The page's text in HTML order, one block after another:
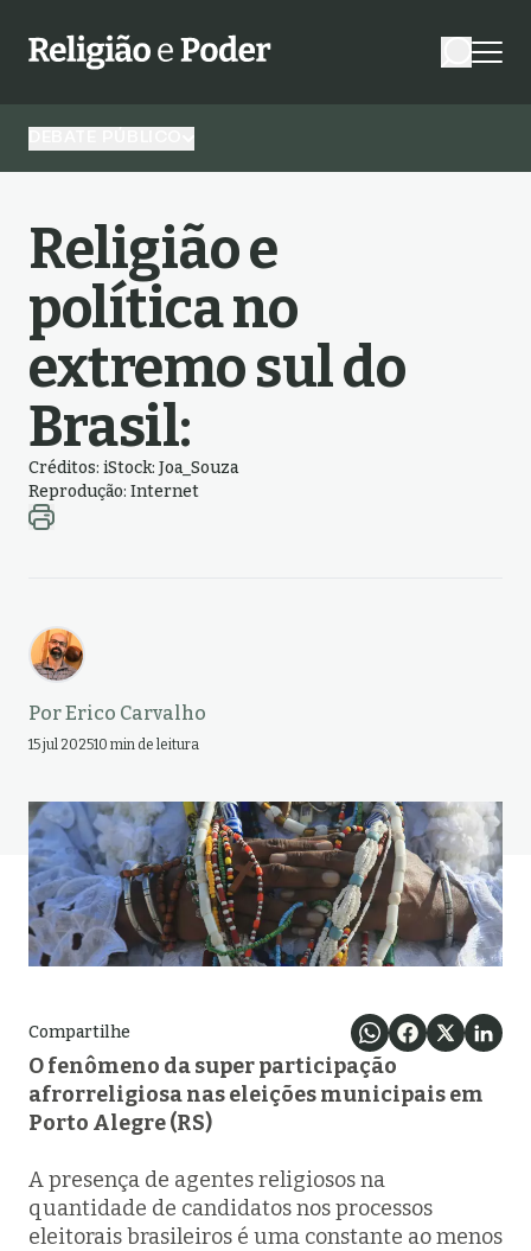
Religião e
política no
extremo sul do
Brasil:
Créditos: iStock: Joa_Souza
Reprodução: Internet
PorErico Carvalho
15 jul 202510 min de leitura
Compartilhe
O fenômeno da super participação
afrorreligiosa nas eleições municipais em
Porto Alegre (RS)
A presença de agentes religiosos na
quantidade de candidatos nos processos
eleitorais brasileiros é uma constante ao menos